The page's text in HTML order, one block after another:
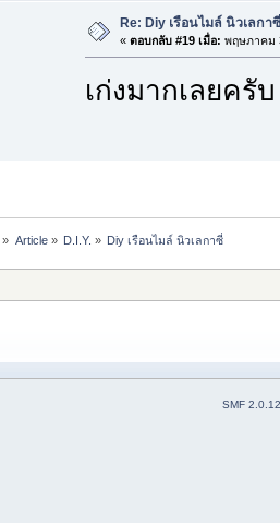
Re: Diy เรือนไมล์ นิวเลกาซี่
« ตอบกลับ #19 เมื่อ: พฤษภาคม
เก่งมากเลยครับ
» Article» D.I.Y. » Diy เรือนไมล์ นิวเลกาซี่
SMF 2.0.12